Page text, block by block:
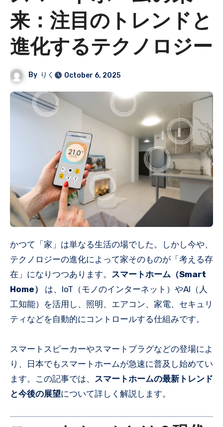
来：注目のトレンドと
進化するテクノロジー
By りく October 6, 2025
かつて「家」は単なる生活の場でした。しかし今や、
テクノロジーの進化によって家そのものが「考える存
在」になりつつあります。 スマートホーム（Smart
Home）
は、IoT（モノのインターネット）やAI（人
工知能）を活用し、照明、エアコン、家電、セキュリ
ティなどを自動的にコントロールする仕組みです。
スマートスピーカーやスマートプラグなどの登場によ
り、日本でもスマートホームが急速に普及し始めてい
ます。この記事では、 スマートホームの最新トレンド
と今後の展望について詳しく解説します。